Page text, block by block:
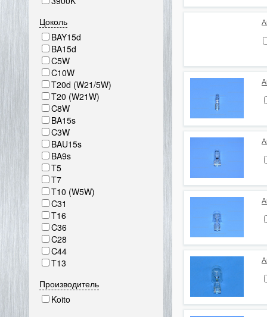
Цоколь
BAY15d
BA15d
C5W
C10W
T20d (W21/5W)
T20 (W21W)
C8W
BA15s
C3W
BAU15s
BA9s
T5
T7
T10 (W5W)
C31
T16
C36
C28
C44
T13
Производитель
Koito